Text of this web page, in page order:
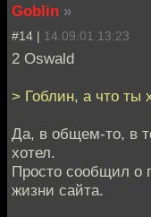
Goblin »
#14 | 14.09.01 13:23
2 Oswald
> Гоблин, а что ты
Да, в общем-то, в
хотел.
Просто сообщил о
жизни сайта.